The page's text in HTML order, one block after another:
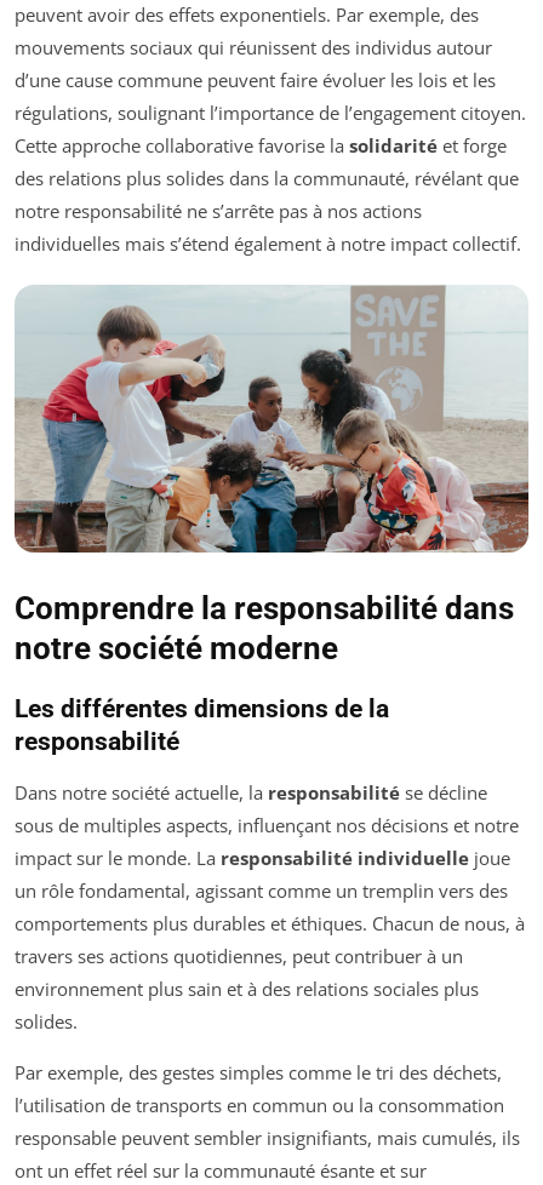
peuvent avoir des effets exponentiels. Par exemple, des
mouvements sociaux qui réunissent des individus autour
d’une cause commune peuvent faire évoluer les lois et les
régulations, soulignant l’importance de l’engagement citoyen.
Cette approche collaborative favorise la solidarité et forge
des relations plus solides dans la communauté, révélant que
notre responsabilité ne s’arrête pas à nos actions
individuelles mais s’étend également à notre impact collectif.
Comprendre la responsabilité dans
notre société moderne
Les différentes dimensions de la
responsabilité
Dans notre société actuelle, la responsabilité se décline
sous de multiples aspects, influençant nos décisions et notre
impact sur le monde. La responsabilité individuelle joue
un rôle fondamental, agissant comme un tremplin vers des
comportements plus durables et éthiques. Chacun de nous, à
travers ses actions quotidiennes, peut contribuer à un
environnement plus sain et à des relations sociales plus
solides.
Par exemple, des gestes simples comme le tri des déchets,
l’utilisation de transports en commun ou la consommation
responsable peuvent sembler insignifiants, mais cumulés, ils
ont un effet réel sur la communauté ésante et sur